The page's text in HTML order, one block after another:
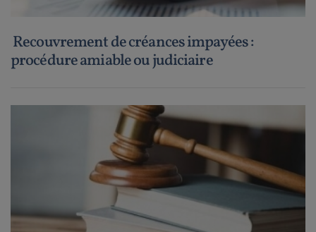
Recouvrement de créances impayées :
procédure amiable ou judiciaire